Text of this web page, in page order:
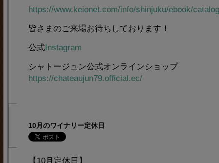
https://www.keionet.com/info/shinjuku/ebook/
皆さまのご来場お待ちしております！
公式Instagram
シャトージュン公式オンラインショップ
https://chateaujun79.official.ec/
10月のワイナリー定休日
【10月定休日】